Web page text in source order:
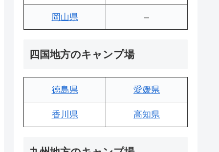
岡山県 –
四国地方のキャンプ場
徳島県 愛媛県
香川県 高知県